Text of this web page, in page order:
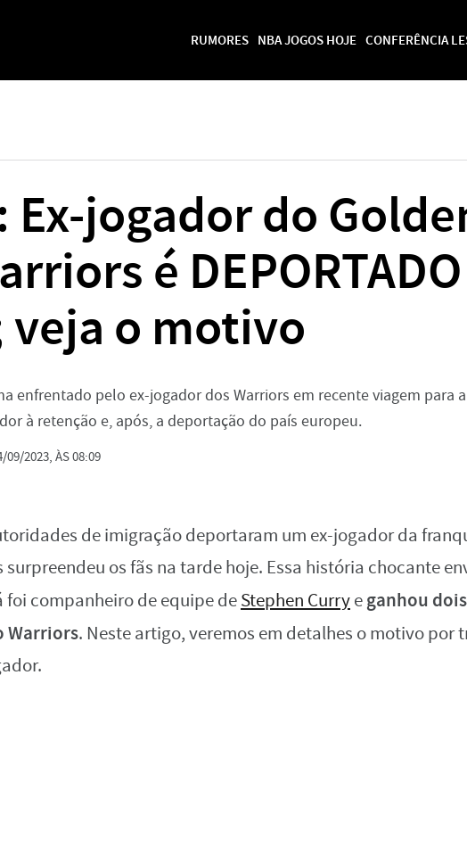
RUMORES NBA JOGOS HOJE CONFERÊNCIA
Ex-jogador do
é DEPORTADO
veja o motivo
enfrentado pelo ex-jogador dos Warriors em recente viagem para a
à retenção e, após, a deportação do país europeu.
09/2023, ÀS 08:09
de imigração deportaram um ex-jogador da
surpreendeu os fãs na tarde hoje. Essa história chocante
foi companheiro de equipe deStephen Curryeganhou dois
Warriors. Neste artigo, veremos em detalhes o motivo por